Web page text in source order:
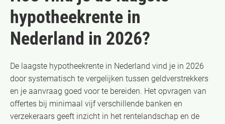
hypotheekrente in
Nederland in 2026?
De laagste hypotheekrente in Nederland vind je in 2026
door systematisch te vergelijken tussen geldverstrekkers
en je aanvraag goed voor te bereiden. Het opvragen van
offertes bij minimaal vijf verschillende banken en
verzekeraars geeft inzicht in het rentelandschap en de